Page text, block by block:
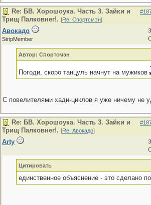
Re: БВ. Хорошоука. Часть 3. Зайки и
Трищ Палковнег!. [Re: Спортсмэн]
Авокадо
StripMember
Автор: Спортсмэн
Погоди, скоро танцуль начнут на мужиков
С повелителями хади-циклов я уже ничему не
Re: БВ. Хорошоука. Часть 3. Зайки и
Трищ Палковнег!. [Re: Авокадо]
Arty
Цитировать
единственное объяснение - это сделано